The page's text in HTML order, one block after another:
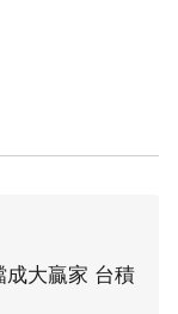
成大贏家 台積